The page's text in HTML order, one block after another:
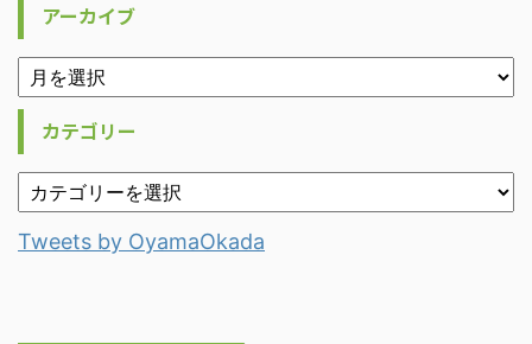
アーカイブ
カテゴリー
Tweets by OyamaOkada